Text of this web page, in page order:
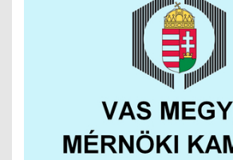
IGAZGATÁSI, SZOLGÁLTATÁSI DÍJAK
MŰKÖDÉSI DOKUMENTUMOK